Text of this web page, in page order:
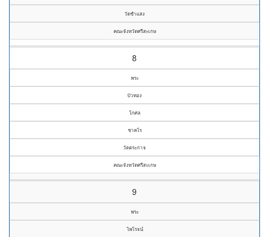
วัดชำแสง
คณะจังหวัดศรีสะเกษ
8
พระ
บัวทอง
โกศล
ชาคโร
วัดตระกาจ
คณะจังหวัดศรีสะเกษ
9
พระ
ไพโรจน์